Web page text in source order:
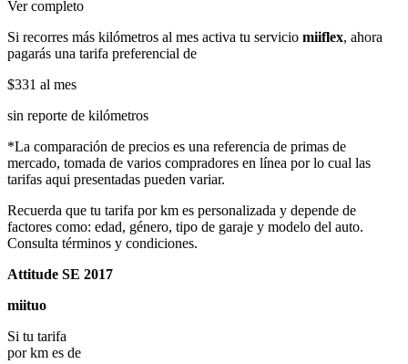
Ver completo
Si recorres más kilómetros al mes activa tu servicio miiflex, ahora
pagarás una tarifa preferencial de
$331 al mes
sin reporte de kilómetros
*La comparación de precios es una referencia de primas de
mercado, tomada de varios compradores en línea por lo cual las
tarifas aqui presentadas pueden variar.
Recuerda que tu tarifa por km es personalizada y depende de
factores como: edad, género, tipo de garaje y modelo del auto.
Consulta términos y condiciones.
Attitude SE 2017
miituo
Si tu tarifa
por km es de